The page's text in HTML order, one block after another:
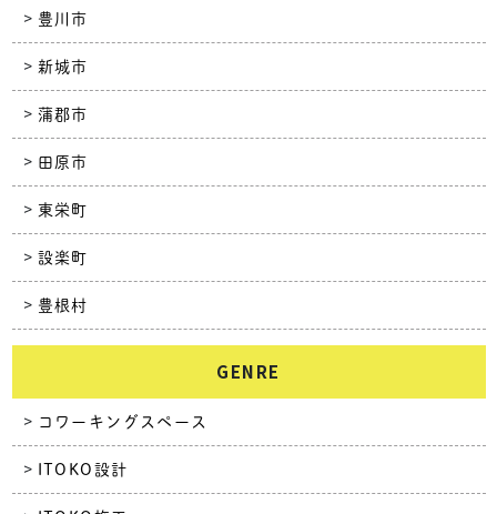
豊川市
新城市
蒲郡市
田原市
東栄町
設楽町
豊根村
GENRE
コワーキングスペース
ITOKO設計